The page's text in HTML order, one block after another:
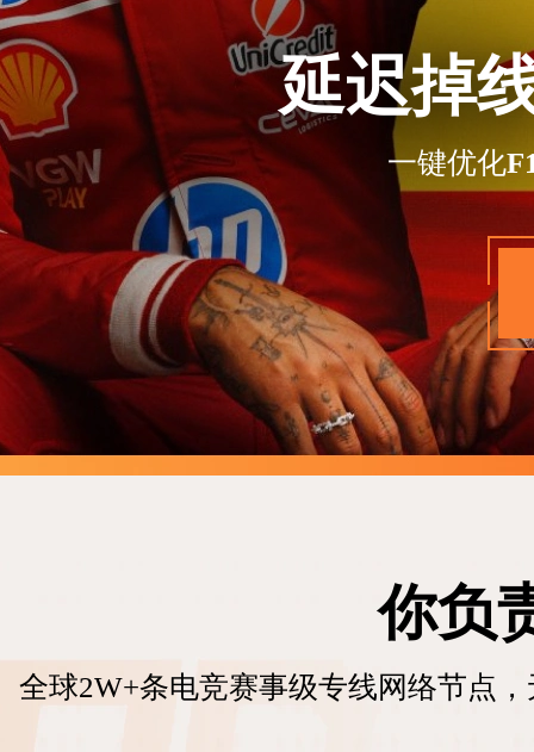
延迟掉
一键优化
你负
全球2W+条电竞赛事级专线网络节点